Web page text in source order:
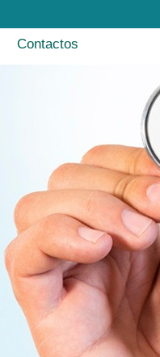
Contactos